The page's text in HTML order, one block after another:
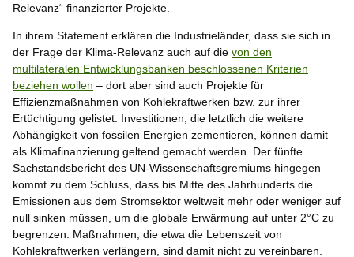
Relevanz“ finanzierter Projekte.
In ihrem Statement erklären die Industrieländer, dass sie sich in
der Frage der Klima-Relevanz auch auf die von den
multilateralen Entwicklungsbanken beschlossenen Kriterien
beziehen wollen – dort aber sind auch Projekte für
Effizienzmaßnahmen von Kohlekraftwerken bzw. zur ihrer
Ertüchtigung gelistet. Investitionen, die letztlich die weitere
Abhängigkeit von fossilen Energien zementieren, können damit
als Klimafinanzierung geltend gemacht werden. Der fünfte
Sachstandsbericht des UN-Wissenschaftsgremiums hingegen
kommt zu dem Schluss, dass bis Mitte des Jahrhunderts die
Emissionen aus dem Stromsektor weltweit mehr oder weniger auf
null sinken müssen, um die globale Erwärmung auf unter 2°C zu
begrenzen. Maßnahmen, die etwa die Lebenszeit von
Kohlekraftwerken verlängern, sind damit nicht zu vereinbaren.